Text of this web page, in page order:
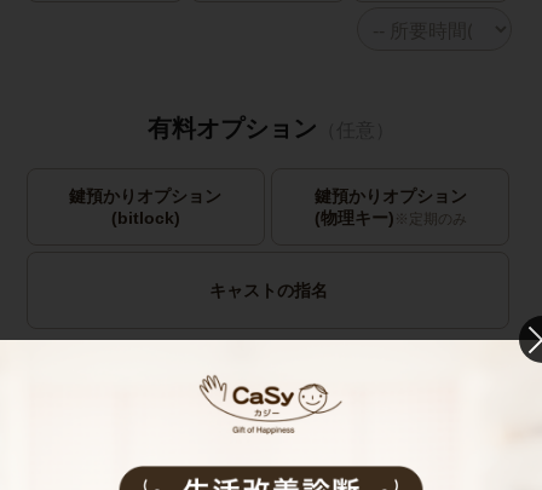
有料オプション
鍵預かりオプション
(bitlock)
鍵預かりオプション
(物理キー) ※定期のみ
キャストの指名